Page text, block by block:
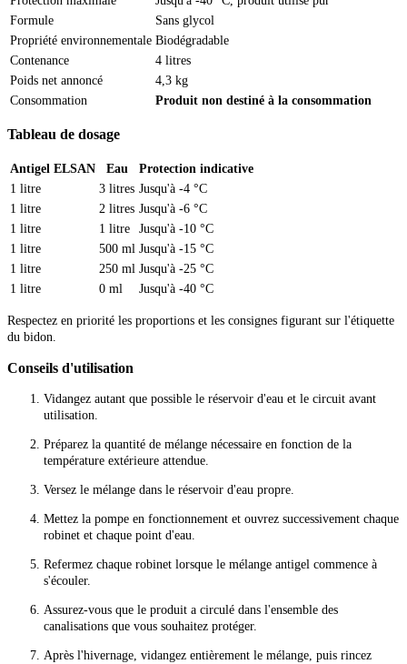
Formule
Sans glycol
Propriété environnementale Biodégradable
Contenance
4 litres
Poids net annoncé
4,3 kg
Consommation
Produit non destiné à la consommation
Tableau de dosage
Antigel ELSAN Eau
Protection indicative
1 litre
3 litres Jusqu'à -4 °C
1 litre
2 litres Jusqu'à -6 °C
1 litre
1 litre
Jusqu'à -10 °C
1 litre
500 ml Jusqu'à -15 °C
1 litre
250 ml Jusqu'à -25 °C
1 litre
0 ml Jusqu'à -40 °C
Respectez en priorité les proportions et les consignes figurant sur l'étiquette
du bidon.
Conseils d'utilisation
Vidangez autant que possible le réservoir d'eau et le circuit avant
utilisation.
Préparez la quantité de mélange nécessaire en fonction de la
température extérieure attendue.
Versez le mélange dans le réservoir d'eau propre.
Mettez la pompe en fonctionnement et ouvrez successivement chaque
robinet et chaque point d'eau.
Refermez chaque robinet lorsque le mélange antigel commence à
s'écouler.
Assurez-vous que le produit a circulé dans l'ensemble des
canalisations que vous souhaitez protéger.
Après l'hivernage, vidangez entièrement le mélange, puis rincez